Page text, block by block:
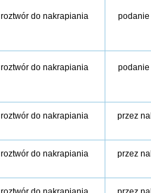
roztwór do nakrapiania podanie
roztwór do nakrapiania podanie
roztwór do nakrapiania przez
roztwór do nakrapiania przez